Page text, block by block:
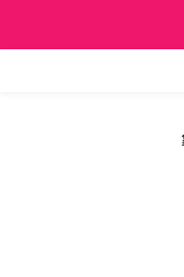
日立家電、
日立家電、